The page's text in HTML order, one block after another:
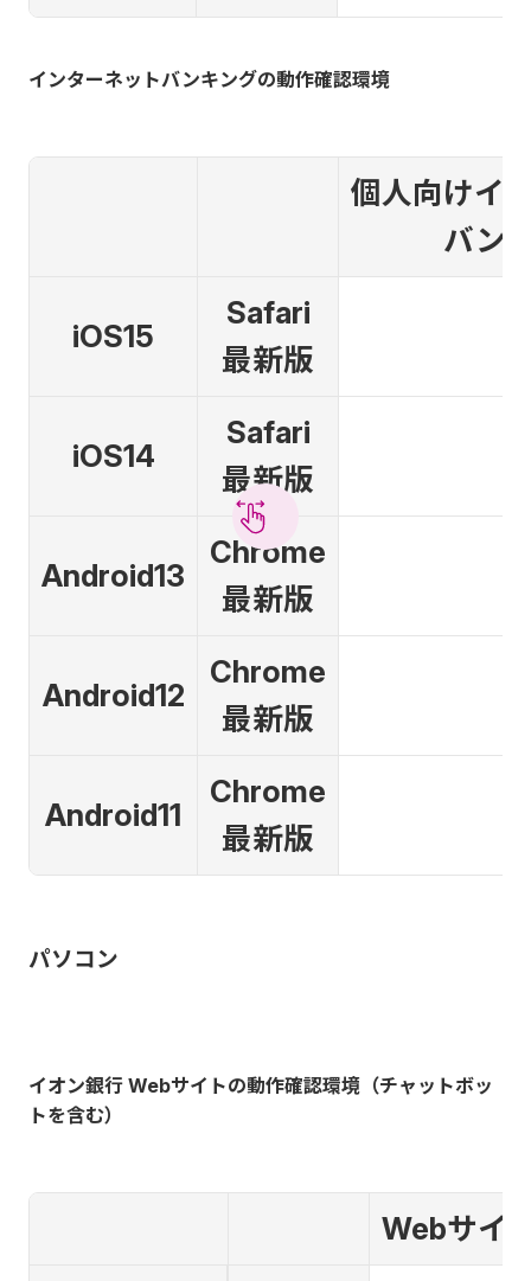
インターネットバンキングの動作確認環境
個人向けイ
バン
iOS15
Safari
最新版
iOS14
Safari
最新版
Android13
Chrome
最新版
Android12
Chrome
最新版
Android11
Chrome
最新版
パソコン
イオン銀行 Webサイトの動作確認環境（チャットボッ
トを含む）
Webサイ